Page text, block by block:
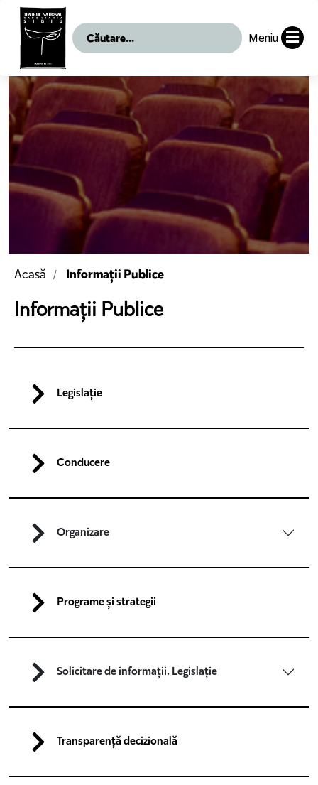
Meniu
Acasă Informații Publice
Informații Publice
Legislație
Conducere
Organizare
Programe și strategii
Solicitare de informații. Legislație
Transparență decizională